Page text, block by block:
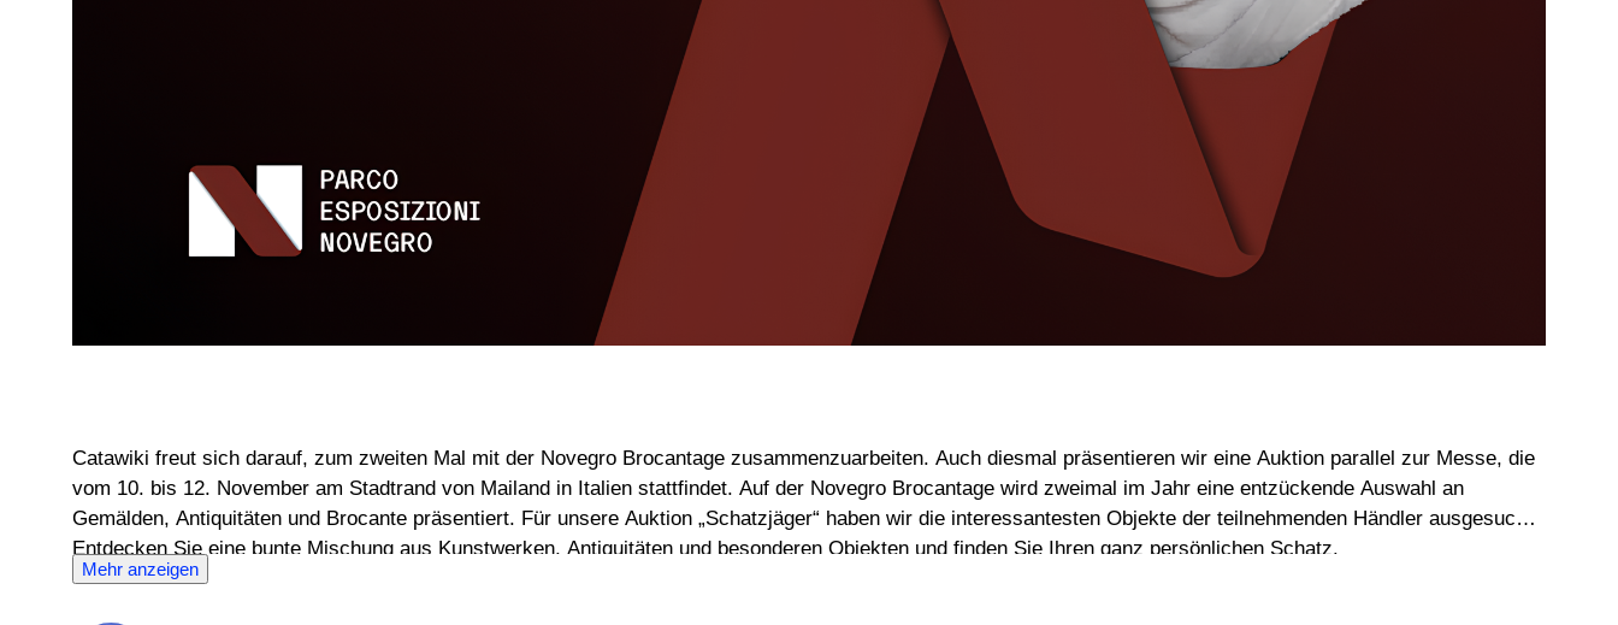
Catawiki freut sich darauf, zum zweiten Mal mit der Novegro Brocantage zusammenzuarbeiten. Auch diesmal präsentieren wir eine Auktion parallel zur Messe, die
vom 10. bis 12. November am Stadtrand von Mailand in Italien stattfindet. Auf der Novegro Brocantage wird zweimal im Jahr eine entzückende Auswahl an
Gemälden, Antiquitäten und Brocante präsentiert. Für unsere Auktion „Schatzjäger“ haben wir die interessantesten Objekte der teilnehmenden Händler ausgesucht.
Entdecken Sie eine bunte Mischung aus Kunstwerken, Antiquitäten und besonderen Objekten und finden Sie Ihren ganz persönlichen Schatz.
Mehr anzeigen